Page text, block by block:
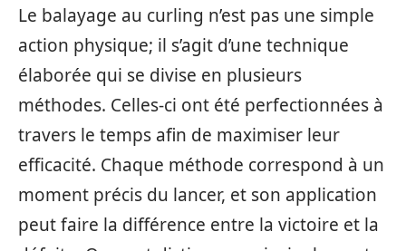
Le balayage au curling n’est pas une simple
action physique; il s’agit d’une technique
élaborée qui se divise en plusieurs
méthodes. Celles-ci ont été perfectionnées à
travers le temps afin de maximiser leur
efficacité. Chaque méthode correspond à un
moment précis du lancer, et son application
peut faire la différence entre la victoire et la